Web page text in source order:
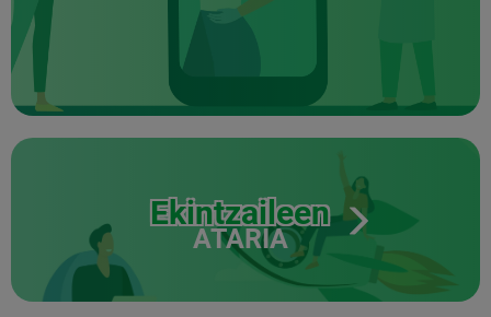
Ekintzaileen
ATARIA